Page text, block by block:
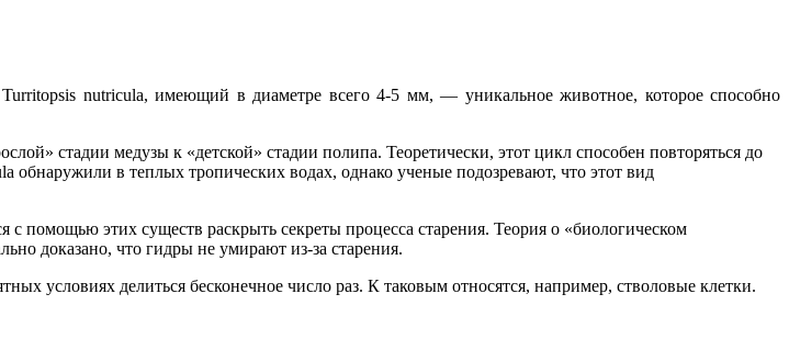
nutricula, имеющий в диаметре всего 4-5 мм, — уникальное животное, которое способно
стадии медузы к «детской» стадии полипа. Теоретически, этот цикл способен повторяться до
обнаружили в теплых тропических водах, однако ученые подозревают, что этот вид
помощью этих существ раскрыть секреты процесса старения. Теория о «биологическом
доказано, что гидры не умирают из-за старения.
условиях делиться бесконечное число раз. К таковым относятся, например, стволовые клетки.